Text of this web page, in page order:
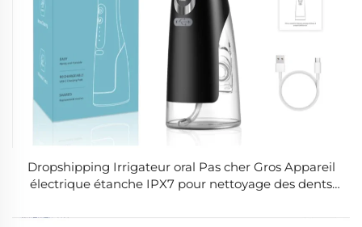
Dropshipping Irrigateur oral Pas cher Gros Appareil
électrique étanche IPX7 pour nettoyage des dents
et voyage